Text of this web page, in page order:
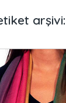
arşivi: